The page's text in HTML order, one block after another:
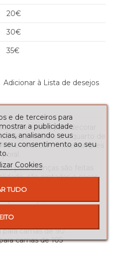
20€
30€
35€
Adicionar à Lista de desejos
Lola é ideal para decorar
de jovens ou um quarto de
é feita com linhas simples
para crianças são feitas
são pintadas e secas
durabilidade.
de forja, com mesas de
forjar ou adicionar um
para camas de 90
camas de 105
e de terceiros para
a publicidade
analisando seus
seu consentimento ao seu
Cookies
TUDO